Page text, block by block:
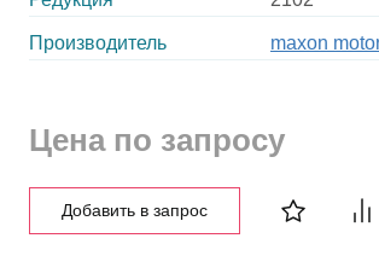
Производитель maxon
Цена по запросу
Добавить в запрос